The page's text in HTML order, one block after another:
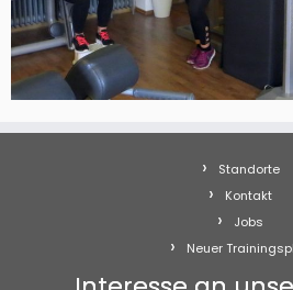
Standorte
Kontakt
Jobs
Neuer